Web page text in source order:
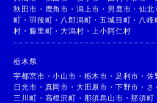
秋田市 ・ 鹿角市 ・ 潟上市 ・ 男鹿市 ・仙北
町 ・羽後町 ・ 八郎潟町 ・五城目町 ・ 八峰
村 ・藤里町 ・大潟村 ・ 上小阿仁村
栃木県
宇都宮市 ・小山市 ・ 栃木市 ・ 足利市 ・佐
日光市 ・ 真岡市 ・ 大田原市 ・ 下野市 ・ さ
三川町 ・ 高根沢町 ・ 那須烏山市 ・那須町